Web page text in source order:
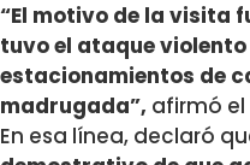
“El motivo de la visita
tuvo el ataque
estacionamientos de
madrugada”, afirmó el
En esa línea, declaró